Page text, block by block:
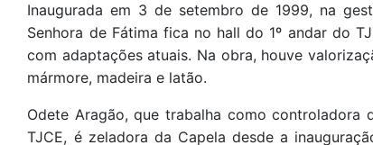
Inaugurada em 3 de setembro de 1999, na
Senhora de Fátima fica no hall do 1º andar do
com adaptações atuais. Na obra, houve
mármore, madeira e latão.
Odete Aragão, que trabalha como controladora
TJCE, é zeladora da Capela desde a